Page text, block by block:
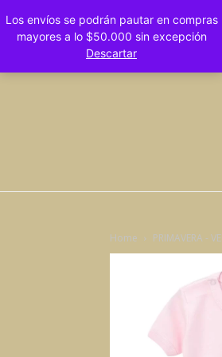
INICIO
Home PRIMAVERA -
Los envíos se podrán pautar en compras
mayores a lo $50.000 sin excepción
Descartar